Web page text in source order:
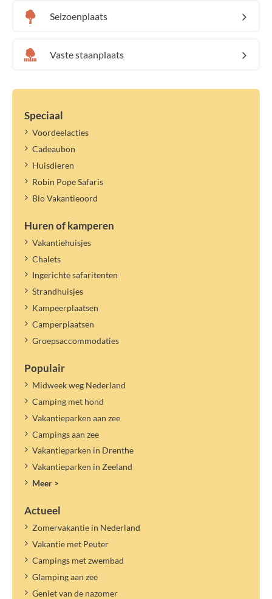
Seizoenplaats
Vaste staanplaats
Speciaal
Voordeelacties
Cadeaubon
Huisdieren
Robin Pope Safaris
Bio Vakantieoord
Huren of kamperen
Vakantiehuisjes
Chalets
Ingerichte safaritenten
Strandhuisjes
Kampeerplaatsen
Camperplaatsen
Groepsaccommodaties
Populair
Midweek weg Nederland
Camping met hond
Vakantieparken aan zee
Campings aan zee
Vakantieparken in Drenthe
Vakantieparken in Zeeland
Meer >
Actueel
Zomervakantie in Nederland
Vakantie met Peuter
Campings met zwembad
Glamping aan zee
Geniet van de nazomer